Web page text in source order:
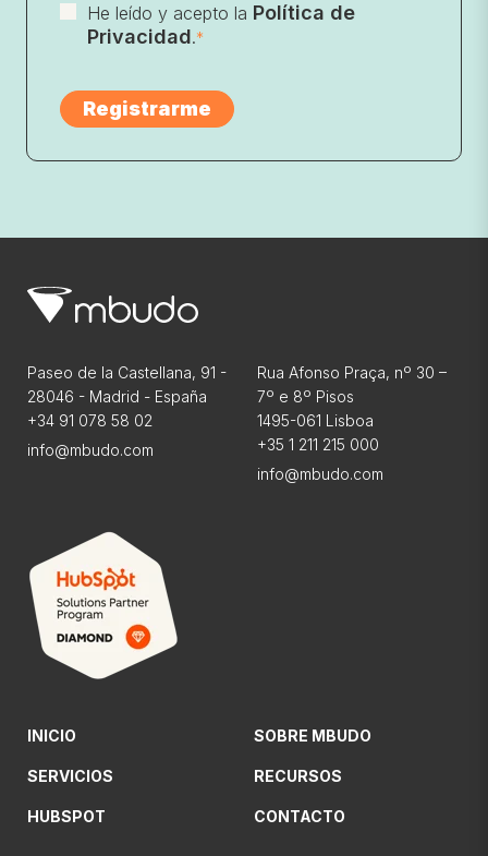
He leído y acepto la Política de
Privacidad.*
Paseo de la Castellana, 91 -
28046 - Madrid - España
+34 91 078 58 02
info@mbudo.com
Rua Afonso Praça, nº 30 –
7º e 8º Pisos
1495-061 Lisboa
+35 1 211 215 000
info@mbudo.com
INICIO
SERVICIOS
HUBSPOT
SOBRE MBUDO
RECURSOS
CONTACTO